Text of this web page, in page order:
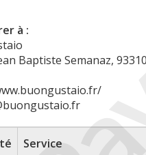
à :
Baptiste Semanaz,
Service